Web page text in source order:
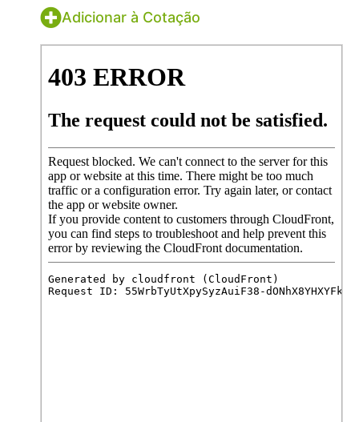
Adicionar à Cotação